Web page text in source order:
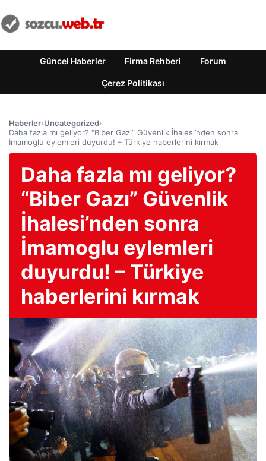
Güncel Haberler Firma Rehberi Forum
Çerez Politikası
Haberler›Uncategorized›
Daha fazla mı geliyor? “Biber Gazı” Güvenlik İhalesi’nden sonra
İmamoglu eylemleri duyurdu! – Türkiye haberlerini kırmak
Daha fazla mı geliyor?
“Biber Gazı” Güvenlik
İhalesi’nden sonra
İmamoglu eylemleri
duyurdu! – Türkiye
haberlerini kırmak